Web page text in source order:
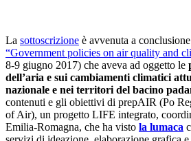
La sottoscrizione è avvenuta a
“Government policies on air quality and
8-9 giugno 2017) che aveva ad oggetto le
dell’aria e sui cambiamenti climatici
nazionale e nei territori del bacino
contenuti e gli obiettivi di prepAIR (Po
of Air), un progetto LIFE integrato,
Emilia-Romagna, che ha visto la lumaca